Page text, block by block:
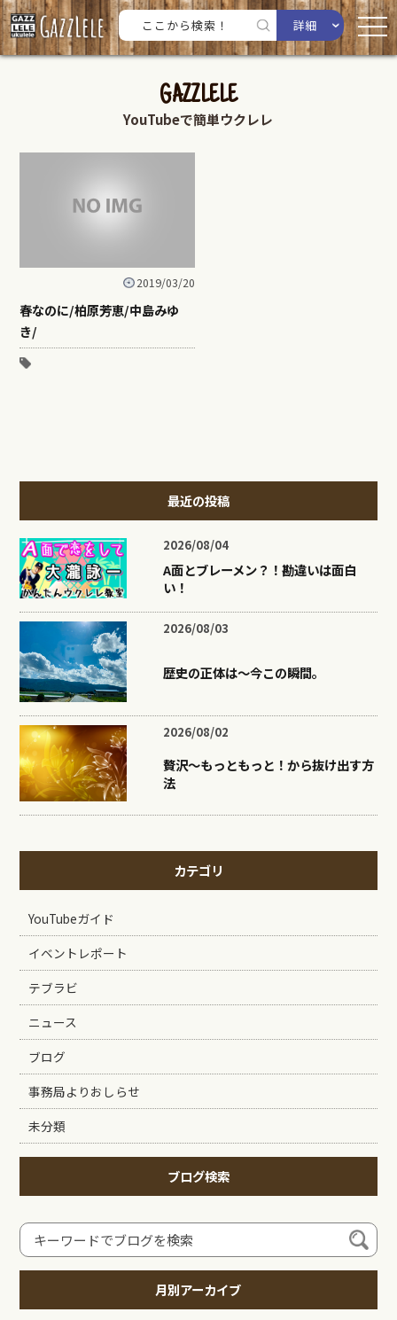
詳細
GAZZLELE
YouTubeで簡単ウクレレ
2019/03/20
春なのに/柏原芳恵/中島みゆ
き/
最近の投稿
2026/08/04
A面とブレーメン？！勘違いは面白
い！
2026/08/03
歴史の正体は〜今この瞬間。
2026/08/02
贅沢〜もっともっと！から抜け出す方
法
カテゴリ
YouTubeガイド
イベントレポート
テブラビ
ニュース
ブログ
事務局よりおしらせ
未分類
ブログ検索
月別アーカイブ